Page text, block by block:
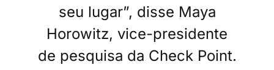
seu lugar”, disse Maya
Horowitz, vice-presidente
de pesquisa da Check Point.